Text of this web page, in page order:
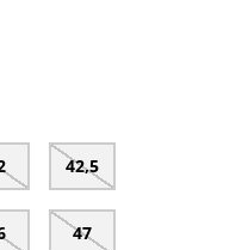
42,5
47